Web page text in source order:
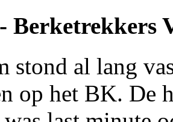
Berketrekkers
stond al lang
op het BK. De